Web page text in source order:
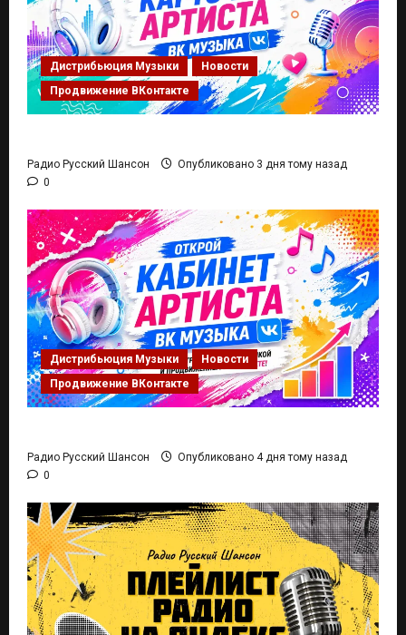
Дистрибьюция Музыки
Новости
Продвижение ВКонтакте
Радио Русский Шансон
Опубликовано 3 дня тому назад
0
Дистрибьюция Музыки
Новости
Продвижение ВКонтакте
Радио Русский Шансон
Опубликовано 4 дня тому назад
0